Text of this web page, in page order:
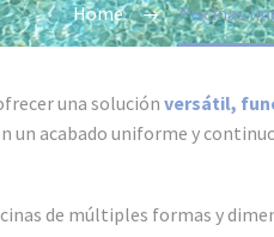
Home Piscinas
una solución versátil,
acabado uniforme y
de múltiples formas y